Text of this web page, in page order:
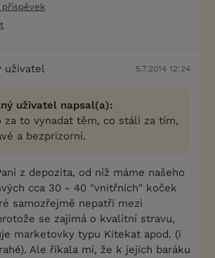
příspěvek
uživatel 5.7.2014 12:24
uživatel napsal(a):
za to vynadat těm, co stáli za tím,
a bezprizorní.
z depozita, od níž máme našeho
cca 30 - 40 "vnitřních" koček
samozřejmě nepatří mezi
se zajímá o kvalitní stravu,
marketovky typu Kitekat apod. (i
Ale říkala mi, že k jejich baráku